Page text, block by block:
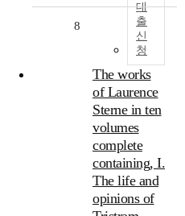
대
출
신
청
8
The works
of Laurence
Sterne in ten
volumes
complete
containing, I.
The life and
opinions of